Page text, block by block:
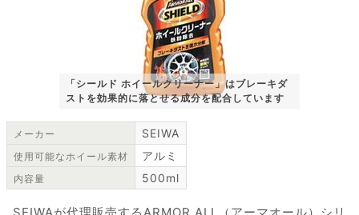
「シールド ホイールクリーナー」はブレーキダ
ストを効果的に落とせる成分を配合しています
メーカー SEIWA
使用可能なホイール素材 アルミ
内容量 500ml